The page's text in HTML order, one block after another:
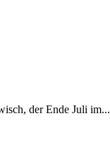
der Ende Juli im...